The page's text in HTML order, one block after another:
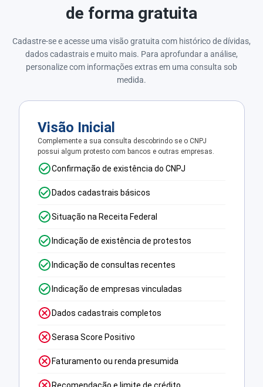
de forma gratuita
Cadastre-se e acesse uma visão gratuita com histórico de dívidas,
dados cadastrais e muito mais. Para aprofundar a análise,
personalize com informações extras em uma consulta sob
medida.
Visão Inicial
Complemente a sua consulta descobrindo se o CNPJ
possui algum protesto com bancos e outras empresas.
Confirmação de existência do CNPJ
Dados cadastrais básicos
Situação na Receita Federal
Indicação de existência de protestos
Indicação de consultas recentes
Indicação de empresas vinculadas
Dados cadastrais completos
Serasa Score Positivo
Faturamento ou renda presumida